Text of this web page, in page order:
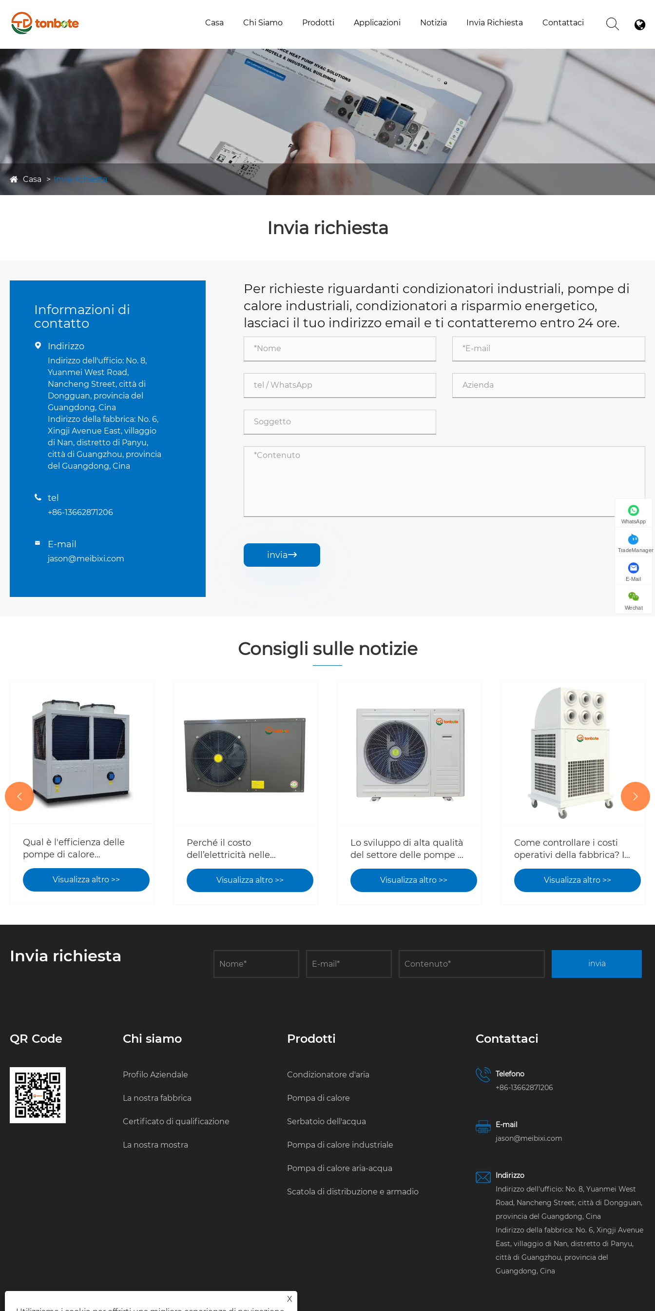
Casa Chi Siamo Prodotti Applicazioni Notizia Invia Richiesta Contattaci
Casa Invia richiesta
Invia richiesta
Informazioni di
contatto
 Indirizzo
Indirizzo dell'ufficio: No. 8,
Yuanmei West Road,
Nancheng Street, città di
Dongguan, provincia del
Guangdong, Cina
Indirizzo della fabbrica: No. 6,
Xingji Avenue East, villaggio
di Nan, distretto di Panyu,
città di Guangzhou, provincia
del Guangdong, Cina
 tel
+86-13662871206
 E-mail
jason@meibixi.com
Per richieste riguardanti condizionatori industriali, pompe di
calore industriali, condizionatori a risparmio energetico,
lasciaci il tuo indirizzo email e ti contatteremo entro 24 ore.
invia
Consigli sulle notizie
Qual è l'efficienza delle
pompe di calore
industriali?
Visualizza altro >>
Perché il costo
dell’elettricità nelle
fabbriche è così alto? Il
sistema di risparmio
energetico a pompa di
svolta per le imprese
l’efficienza
Visualizza altro >>
Lo sviluppo di alta qualità
del settore delle pompe di
calore sta accelerando. Le
pompe di calore a doppia
fonte sono diventate la
riduzione del carbonio in
Visualizza altro >>
Come controllare i costi
operativi della fabbrica? I
condizionatori d’aria
industriali portatili offrono
alle aziende una nuova
Visualizza altro >>
 
Invia richiesta invia
QR Code Chi siamo
Profilo Aziendale
La nostra fabbrica
Certificato di qualificazione
La nostra mostra
Prodotti
Condizionatore d'aria
Pompa di calore
Serbatoio dell'acqua
Pompa di calore industriale
Pompa di calore aria-acqua
Scatola di distribuzione e armadio
Contattaci
Telefono
+86-13662871206
E-mail
jason@meibixi.com
Indirizzo
Indirizzo dell'ufficio: No. 8, Yuanmei West
Road, Nancheng Street, città di Dongguan,
provincia del Guangdong, Cina
Indirizzo della fabbrica: No. 6, Xingji Avenue
East, villaggio di Nan, distretto di Panyu,
città di Guangzhou, provincia del
Guangdong, Cina
WhatsApp
TradeManager
E-Mail
Wechat
X